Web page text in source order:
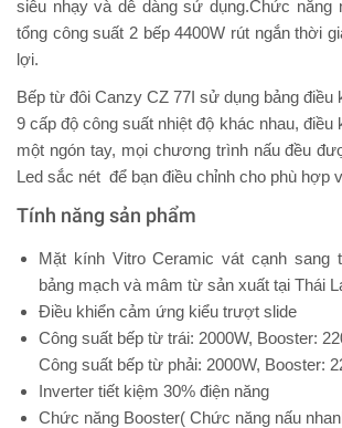
siêu nhạy và dễ dàng sử dụng.Chức năng
tổng công suất 2 bếp 4400W rút ngắn thời
lợi.
Bếp từ đôi Canzy CZ 77I sử dụng bảng
9 cấp độ công suất nhiệt độ khác nhau, điều
một ngón tay, mọi chương trình nấu đều
Led sắc nét để bạn điều chỉnh cho phù hợp
Tính năng sản phẩm
Mặt kính Vitro Ceramic vát cạnh sang
bảng mạch và mâm từ sản xuất tại Thái
Điều khiển cảm ứng kiểu trượt slide
Công suất bếp từ trái: 2000W, Booster:
Công suất bếp từ phải: 2000W, Booster:
Inverter tiết kiệm 30% điện năng
Chức năng Booster( Chức năng nấu